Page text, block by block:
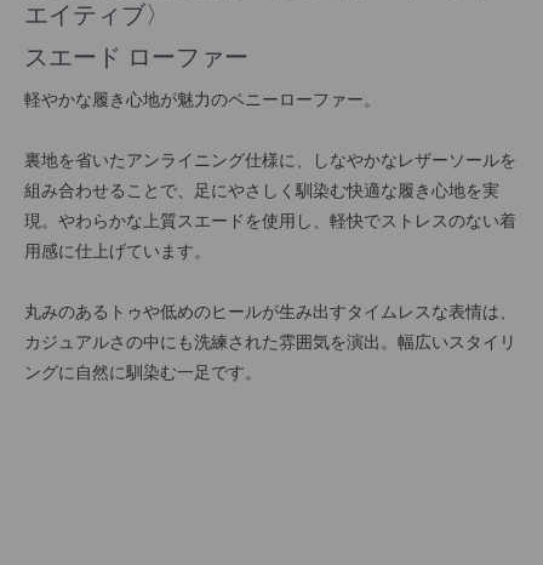
エイティブ〉
スエード ローファー
軽やかな履き心地が魅力のペニーローファー。
裏地を省いたアンライニング仕様に、しなやかなレザーソールを
組み合わせることで、足にやさしく馴染む快適な履き心地を実
現。やわらかな上質スエードを使用し、軽快でストレスのない着
用感に仕上げています。
丸みのあるトゥや低めのヒールが生み出すタイムレスな表情は、
カジュアルさの中にも洗練された雰囲気を演出。幅広いスタイリ
ングに自然に馴染む一足です。